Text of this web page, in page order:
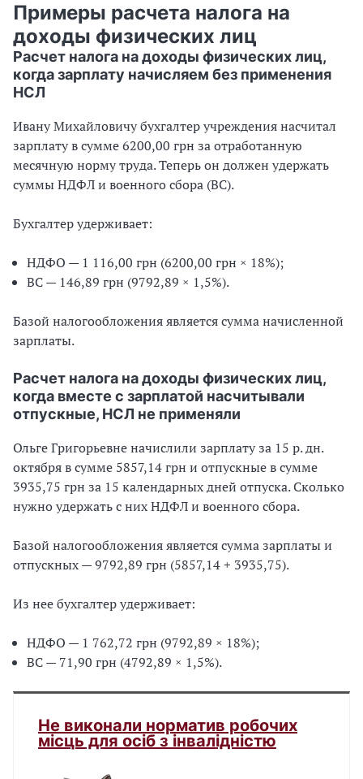
Примеры расчета налога на
доходы физических лиц
Расчет налога на доходы физических лиц,
когда зарплату начисляем без применения
НСЛ
Ивану Михайловичу бухгалтер учреждения насчитал
зарплату в сумме 6200,00 грн за отработанную
месячную норму труда. Теперь он должен удержать
суммы НДФЛ и военного сбора (ВС).
Бухгалтер удерживает:
НДФО — 1 116,00 грн (6200,00 грн × 18%);
ВС — 146,89 грн (9792,89 × 1,5%).
Базой налогообложения является сумма начисленной
зарплаты.
Расчет налога на доходы физических лиц,
когда вместе с зарплатой насчитывали
отпускные, НСЛ не применяли
Ольге Григорьевне начислили зарплату за 15 р. дн.
октября в сумме 5857,14 грн и отпускные в сумме
3935,75 грн за 15 календарных дней отпуска. Сколько
нужно удержать с них НДФЛ и военного сбора.
Базой налогообложения является сумма зарплаты и
отпускных — 9792,89 грн (5857,14 + 3935,75).
Из нее бухгалтер удерживает:
НДФО — 1 762,72 грн (9792,89 × 18%);
ВС — 71,90 грн (4792,89 × 1,5%).
Не виконали норматив робочих
місць для осіб з інвалідністю